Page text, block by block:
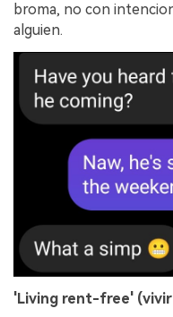
broma, no con
alguien.
'Living rent-free' (vivir